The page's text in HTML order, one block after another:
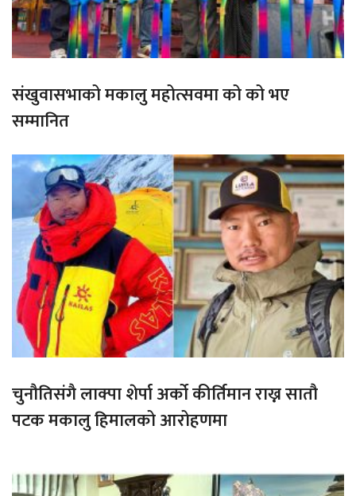
संखुवासभाको मकालु महोत्सवमा को को भए
सम्मानित
चुनौतिसंगै लाक्पा शेर्पा अर्को कीर्तिमान राख्न सातौ
पटक मकालु हिमालको आरोहणमा